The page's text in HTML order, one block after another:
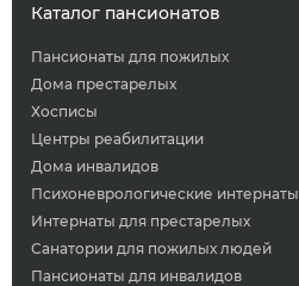
Каталог пансионатов
Пансионаты для пожилых
Дома престарелых
Хосписы
Центры реабилитации
Дома инвалидов
Психоневрологические интернаты
Интернаты для престарелых
Санатории для пожилых людей
Пансионаты для инвалидов